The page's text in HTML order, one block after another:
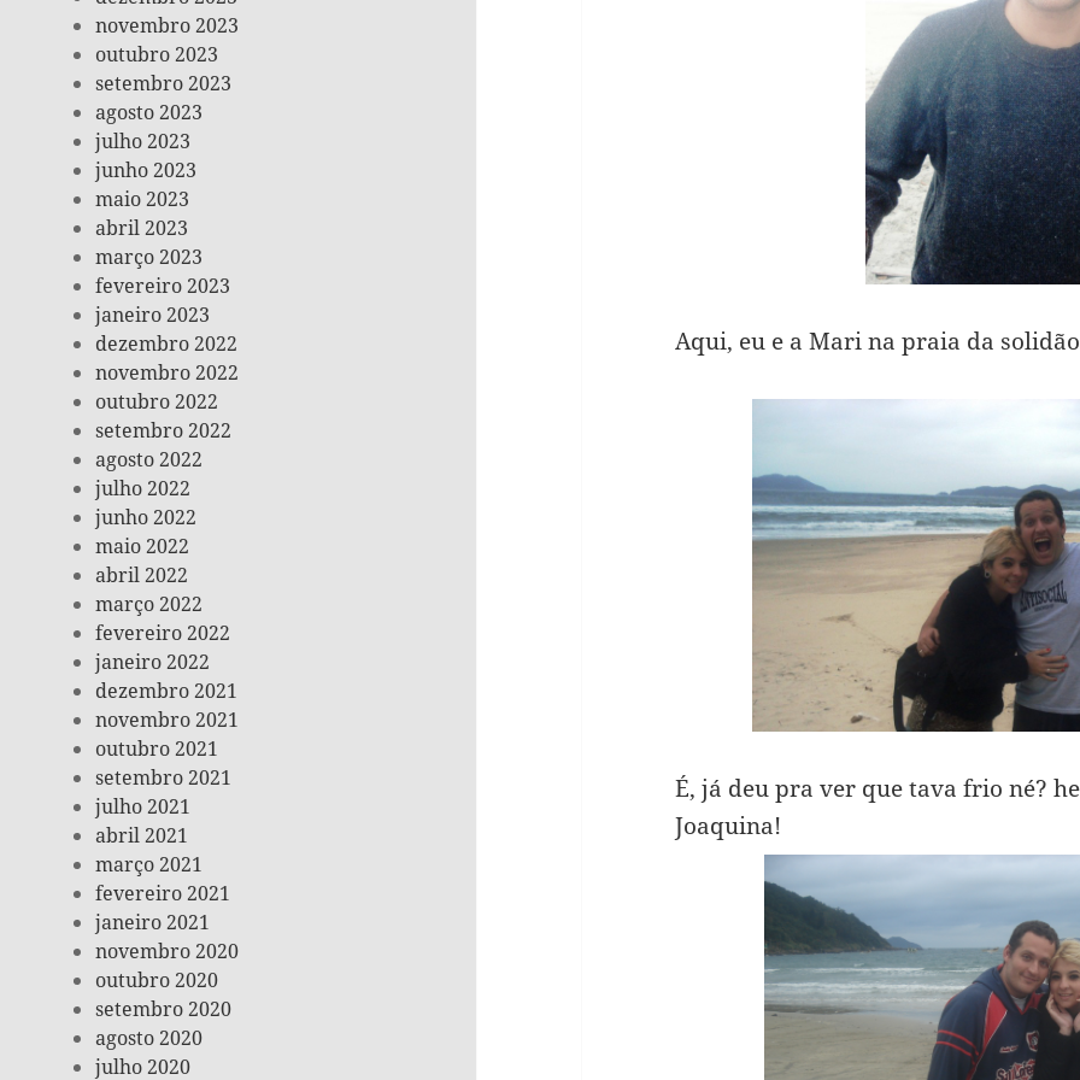
novembro 2023
outubro 2023
setembro 2023
agosto 2023
julho 2023
junho 2023
maio 2023
abril 2023
março 2023
fevereiro 2023
janeiro 2023
dezembro 2022
novembro 2022
outubro 2022
setembro 2022
agosto 2022
julho 2022
junho 2022
maio 2022
abril 2022
março 2022
fevereiro 2022
janeiro 2022
dezembro 2021
novembro 2021
outubro 2021
setembro 2021
julho 2021
abril 2021
março 2021
fevereiro 2021
janeiro 2021
novembro 2020
outubro 2020
setembro 2020
agosto 2020
julho 2020
Aqui, eu e a Mari na praia da
É, já deu pra ver que tava frio né?
Joaquina!